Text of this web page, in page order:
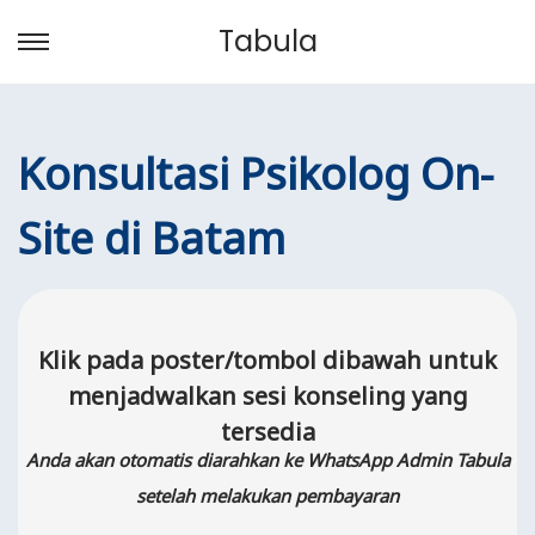
S
k
t
o
n
i
g
a
t
i
S
k
t
o
c
t
e
n
t
Tabula
Konsultasi Psikolog On-
Site di Batam
Klik pada poster/tombol dibawah untuk
menjadwalkan sesi konseling yang
tersedia
Anda akan otomatis diarahkan ke WhatsApp Admin Tabula
setelah melakukan pembayaran